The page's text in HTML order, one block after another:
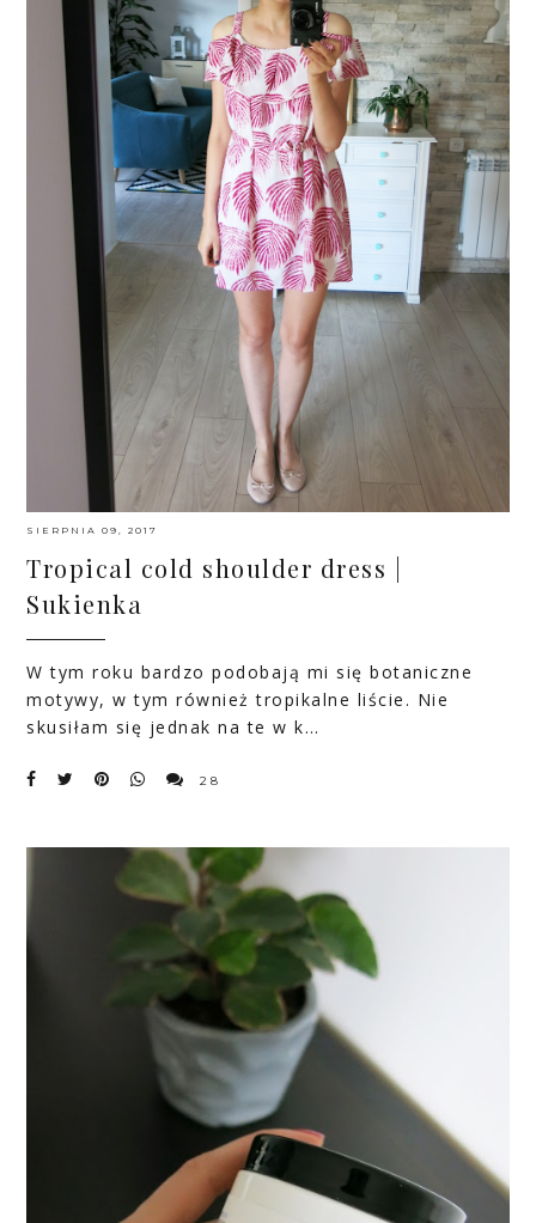
SIERPNIA 09, 2017
Tropical cold shoulder dress |
Sukienka
W tym roku bardzo podobają mi się botaniczne
motywy, w tym również tropikalne liście. Nie
skusiłam się jednak na te w k…
28